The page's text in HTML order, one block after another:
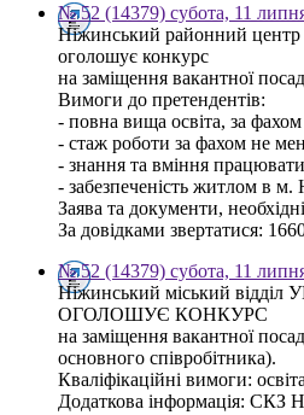
№ 52 (14379) субота, 11
Ніжинський районний центр
оголошує конкурс
на заміщення вакантної
Вимоги до претендентів:
- повна вища освіта, за
- стаж роботи за фахом не
- знання та вміння
- забезпеченість житлом в м.
Заява та документи,
За довідками звертатися:
№ 52 (14379) субота, 11
Ніжинський міський відділ
ОГОЛОШУЄ КОНКУРС
на заміщення вакантної
основного співробітника).
Кваліфікаційні вимоги:
Додаткова інформація: СКЗ